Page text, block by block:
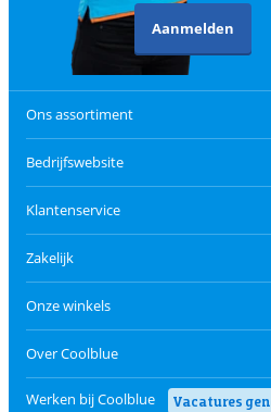
Aanmelden
Ons assortiment
Bedrijfswebsite
Klantenservice
Zakelijk
Onze winkels
Over Coolblue
Werken bij Coolblue Vacatures